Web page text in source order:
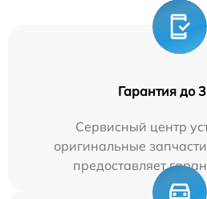
Гарантия до
Сервисный центр
оригинальные
предоставляет